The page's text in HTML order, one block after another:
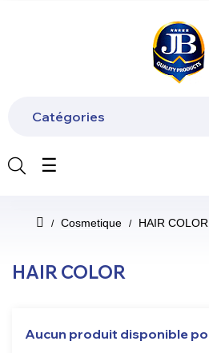
Catégories
Basculer
☰
Cosmetique HAIR COLOR
HAIR COLOR
Aucun produit disponible